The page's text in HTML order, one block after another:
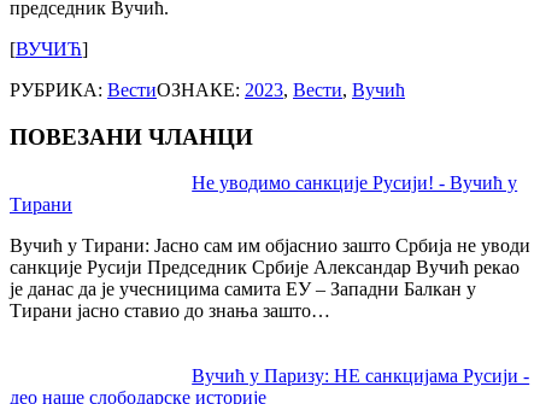
председник Вучић.
[ВУЧИЋ]
РУБРИКА: ВестиОЗНАКЕ: 2023, Вести, Вучић
ПОВЕЗАНИ ЧЛАНЦИ
Не уводимо санкције Русији! - Вучић у
Тирани
Вучић у Тирани: Јасно сам им објаснио зашто Србија не уводи
санкције Русији Председник Србије Александар Вучић рекао
је данас да је учесницима самита ЕУ – Западни Балкан у
Тирани јасно ставио до знања зашто…
Вучић у Паризу: НЕ санкцијама Русији -
део наше слободарске историје
navigation